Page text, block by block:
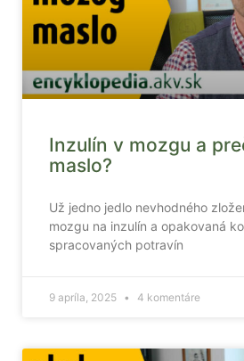
Inzulín v mozgu a
maslo?
Už jedno jedlo nevhodného
mozgu na inzulín a opakovaná
spracovaných potravín
9 apríla, 2025 4 komentáre